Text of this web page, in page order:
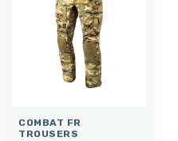
COMBAT FR
TROUSERS